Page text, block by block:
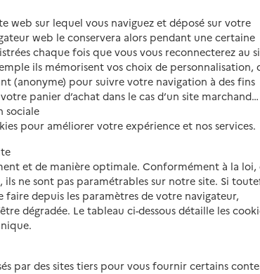
web sur lequel vous naviguez et déposé sur votre
web le conservera alors pendant une certaine
chaque fois que vous vous reconnecterez au
ils mémorisent vos choix de personnalisation,
(anonyme) pour suivre votre navigation à des fins
panier d’achat dans le cas d’un site marchand…
sociale
pour améliorer votre expérience et nos services.
et de manière optimale. Conformément à la loi,
ne sont pas paramétrables sur notre site. Si
depuis les paramètres de votre navigateur,
dégradée. Le tableau ci-dessous détaille les
par des sites tiers pour vous fournir certains